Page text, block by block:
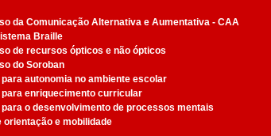
da Comunicação Alternativa e Aumentativa - CAA
Braille
de recursos ópticos e não ópticos
do Soroban
autonomia no ambiente escolar
enriquecimento curricular
o desenvolvimento de processos mentais
orientação e mobilidade